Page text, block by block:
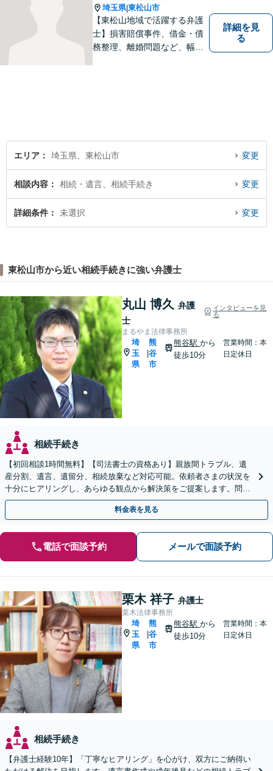
埼玉県|東松山市
【東松山地域で活躍する弁護
士】損害賠償事件、借金・債
務整理、離婚問題など、幅広
詳細を見
る
エリア 埼玉県、東松山市 変更
相談内容 相続・遺言、相続手続き 変更
詳細条件 未選択 変更
東松山市から近い相続手続きに強い弁護士
丸山 博久 弁護
士
インタビューを見
る
まるやま法律事務所
埼
玉
県
熊
谷
市
熊谷駅 から
徒歩10分
営業時間：本
日定休日
相続手続き
【初回相談1時間無料】【司法書士の資格あり】親族間トラブル、遺
産分割、遺言、遺留分、相続放棄など対応可能。依頼者さまの状況を
十分にヒアリングし、あらゆる観点から解決策をご提案します。問題
が複雑化する前にご相談ください。【熊谷駅徒歩10分】
料金表を見る
電話で面談予約 メールで面談予約
栗木 祥子 弁護士
栗木法律事務所
埼
玉
県
熊
谷
市
熊谷駅 から
徒歩10分
営業時間：本
日定休日
相続手続き
【弁護士経験10年】「丁寧なヒアリング」を心がけ、双方にご納得い